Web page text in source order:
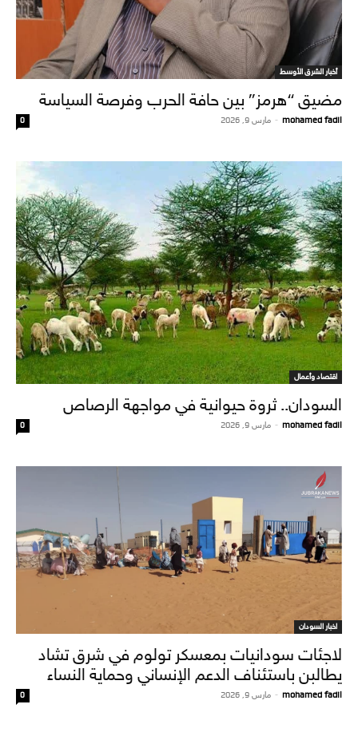
أخبار الشرق الأوسط
مضيق “هرمز” بين حافة الحرب وفرصة السياسة
mohamed fadil
- مارس 9, 2026 0
اقتصاد وأعمال
السودان.. ثروة حيوانية في مواجهة الرصاص
mohamed fadil
- مارس 9, 2026 0
اخبار السودان
لاجئات سودانيات بمعسكر تولوم في شرق تشاد
يطالبن باستئناف الدعم الإنساني وحماية النساء
mohamed fadil
- مارس 9, 2026 0